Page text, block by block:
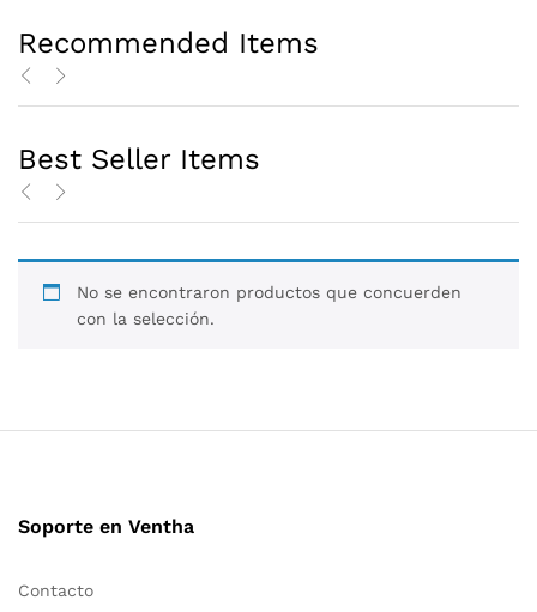
Recommended Items
Best Seller Items
No se encontraron productos que concuerden
con la selección.
Soporte en Ventha
Contacto